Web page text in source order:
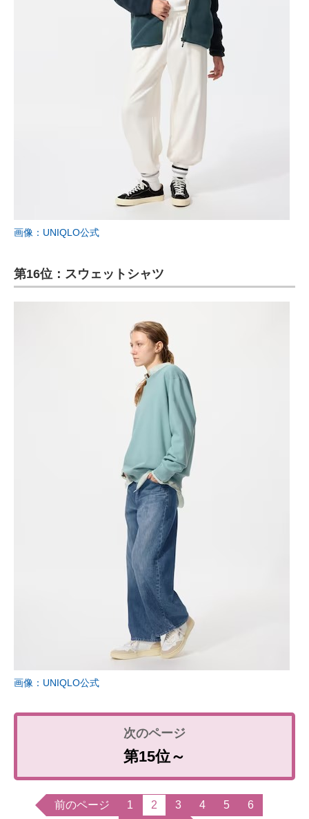
画像：UNIQLO公式
第16位：スウェットシャツ
画像：UNIQLO公式
第15位～
前のページ 1 2 3 4 5 6